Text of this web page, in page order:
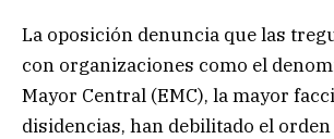
La oposición denuncia que las
con organizaciones como el
Mayor Central (EMC), la mayor
disidencias, han debilitado el